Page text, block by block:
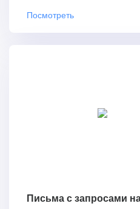
Посмотреть
Письма с запросами